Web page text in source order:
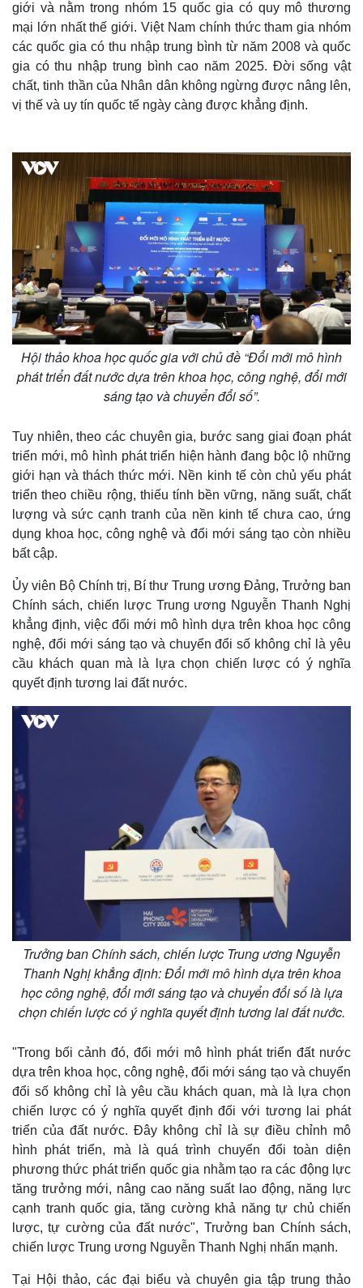
Thế giới
Quan sát
Multimedia
Video
Ảnh
E-Magazine
Infographic
n
T
i
giới và nằm trong nhóm 15 quốc gia có quy mô thương
mại lớn nhất thế giới. Việt Nam chính thức tham gia nhóm
các quốc gia có thu nhập trung bình từ năm 2008 và quốc
gia có thu nhập trung bình cao năm 2025. Đời sống vật
chất, tinh thần của Nhân dân không ngừng được nâng lên,
vị thế và uy tín quốc tế ngày càng được khẳng định.
Hội thảo khoa học quốc gia với chủ đề “Đổi mới mô hình
phát triển đất nước dựa trên khoa học, công nghệ, đổi mới
sáng tạo và chuyển đổi số”.
Tuy nhiên, theo các chuyên gia, bước sang giai đoạn phát
triển mới, mô hình phát triển hiện hành đang bộc lộ những
giới hạn và thách thức mới. Nền kinh tế còn chủ yếu phát
triển theo chiều rộng, thiếu tính bền vững, năng suất, chất
lượng và sức cạnh tranh của nền kinh tế chưa cao, ứng
dụng khoa học, công nghệ và đổi mới sáng tạo còn nhiều
bất cập.
Ủy viên Bộ Chính trị, Bí thư Trung ương Đảng, Trưởng ban
Chính sách, chiến lược Trung ương Nguyễn Thanh Nghị
khẳng định, việc đổi mới mô hình dựa trên khoa học công
nghệ, đổi mới sáng tạo và chuyển đổi số không chỉ là yêu
cầu khách quan mà là lựa chọn chiến lược có ý nghĩa
quyết định tương lai đất nước.
Trưởng ban Chính sách, chiến lược Trung ương Nguyễn
Thanh Nghị khẳng định: Đổi mới mô hình dựa trên khoa
học công nghệ, đổi mới sáng tạo và chuyển đổi số là lựa
chọn chiến lược có ý nghĩa quyết định tương lai đất nước.
"Trong bối cảnh đó, đổi mới mô hình phát triển đất nước
dựa trên khoa học, công nghệ, đổi mới sáng tạo và chuyển
đổi số không chỉ là yêu cầu khách quan, mà là lựa chọn
chiến lược có ý nghĩa quyết định đối với tương lai phát
triển của đất nước. Đây không chỉ là sự điều chỉnh mô
hình phát triển, mà là quá trình chuyển đổi toàn diện
phương thức phát triển quốc gia nhằm tạo ra các động lực
tăng trưởng mới, nâng cao năng suất lao động, năng lực
cạnh tranh quốc gia, tăng cường khả năng tự chủ chiến
lược, tự cường của đất nước", Trưởng ban Chính sách,
chiến lược Trung ương Nguyễn Thanh Nghị nhấn mạnh.
Tại Hội thảo, các đại biểu và chuyên gia tập trung thảo